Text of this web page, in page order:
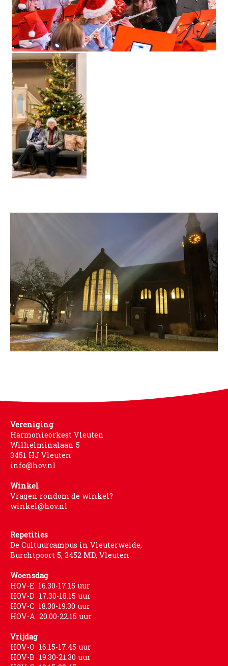
Vereniging
Harmonieorkest Vleuten
Wilhelminalaan 5
3451 HJ Vleuten
info@hov.nl
Winkel
Vragen rondom de winkel?
winkel@hov.nl
Repetities
De Cultuurcampus in Vleuterweide,
Burchtpoort 5, 3452 MD, Vleuten
Woensdag
HOV-E 16.30-17.15 uur
HOV-D 17.30-18.15 uur
HOV-C 18.30-19.30 uur
HOV-A 20.00-22.15 uur
Vrijdag
HOV-O 16.15-17.45 uur
HOV-B 19.30-21.30 uur